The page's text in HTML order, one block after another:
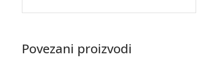
Povezani proizvodi